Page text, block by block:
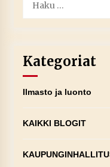
Kategoriat
Ilmasto ja luonto
KAIKKI BLOGIT